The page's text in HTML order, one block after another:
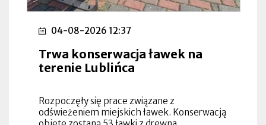
04-08-2026 12:37
Trwa konserwacja ławek na
terenie Lublińca
Rozpoczęły się prace związane z
odświeżeniem miejskich ławek. Konserwacją